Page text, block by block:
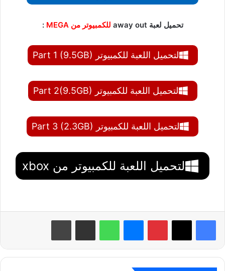
تحميل لعبة away out للكمبيوتر من MEGA :
لتحميل اللعبة للكمبيوتر Part 1 (9.5GB)
لتحميل اللعبة للكمبيوتر Part 2(9.5GB)
لتحميل اللعبة للكمبيوتر Part 3 (2.3GB)
لتحميل اللعبة للكمبيوتر من xbox
بينتيريست واتساب